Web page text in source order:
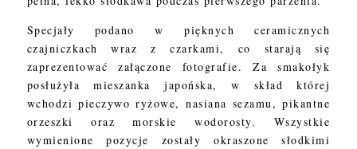
Specjały podano w pięknych ceramicznych
czajniczkach wraz z czarkami, co starają się
zaprezentować załączone fotografie. Za smakołyk
posłużyła mieszanka japońska, w skład której
wchodzi pieczywo ryżowe, nasiana sezamu, pikantne
orzeszki oraz morskie wodorosty. Wszystkie
wymienione pozycje zostały okraszone słodkimi